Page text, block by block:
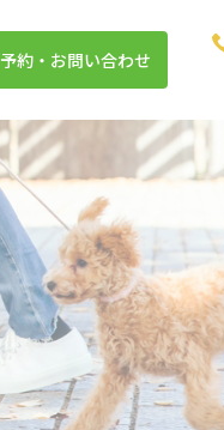
約・お問い合わせ